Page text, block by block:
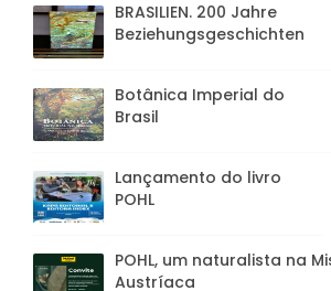
BRASILIEN. 200 Jahre
Beziehungsgeschichten
Botânica Imperial do
Brasil
Lançamento do livro
POHL
POHL, um naturalista na
Austríaca